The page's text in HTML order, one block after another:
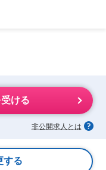
ける
非公開求人とは
する